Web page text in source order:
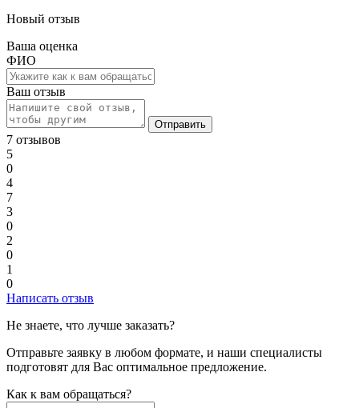
Новый отзыв
Ваша оценка
ФИО
Ваш отзыв
Отправить
7 отзывов
5
0
4
7
3
0
2
0
1
0
Написать отзыв
Не знаете, что лучше заказать?
Отправьте заявку в любом формате, и наши специалисты
подготовят для Вас оптимальное предложение.
Как к вам обращаться?